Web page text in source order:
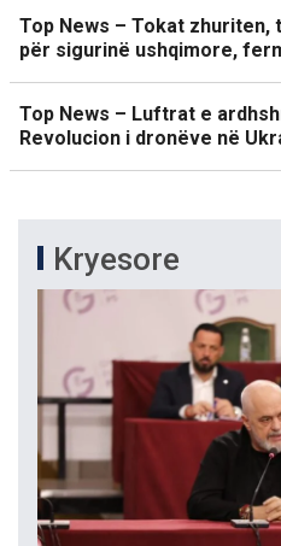
Top News – Tokat zhuriten,
për sigurinë ushqimore,
Top News – Luftrat e
Revolucion i dronëve në
Kryesore